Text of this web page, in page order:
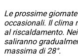
Le prossime
occasionali. Il clima
al riscaldamento.
saliranno
massima di 28°.